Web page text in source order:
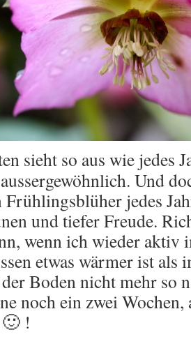
sieht so aus wie jedes
Und
Frühlingsblüher jedes
und tiefer Freude.
wenn ich wieder aktiv
etwas wärmer ist
Boden nicht mehr so
noch ein zwei Wochen,
!